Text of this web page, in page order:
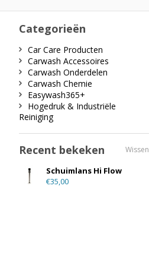
Categorieën
Car Care Producten
Carwash Accessoires
Carwash Onderdelen
Carwash Chemie
Easywash365+
Hogedruk & Industriële
Reiniging
Recent bekeken Wissen
Schuimlans Hi Flow
€35,00